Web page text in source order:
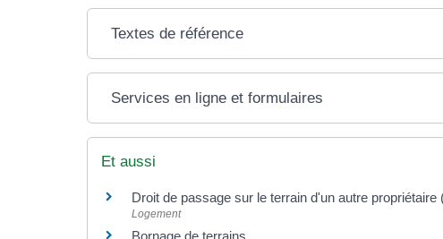
Textes de référence
Services en ligne et formulaires
Et aussi
Droit de passage sur le terrain d'un autre
Logement
Bornage de terrains